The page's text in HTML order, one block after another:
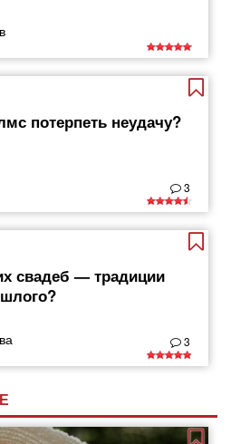
потерпеть неудачу?
3
свадеб — традиции
3